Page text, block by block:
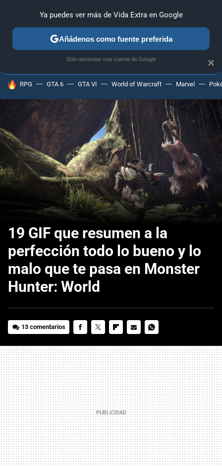
ANÁLISIS GUÍAS Y TRUCOS PC SONY NINTENDO
HOY SE HABLA DE
RPG GTA 6 GTA VI World of Warcraft Marvel
19 GIF que resumen a la
perfección todo lo bueno y lo
malo que te pasa en Monster
Hunter: World
13 comentarios
MAIL
×
Ya puedes ver más de Vida Extra en Google
Añádenos como fuente preferida
Solo necesitas una cuenta de Google